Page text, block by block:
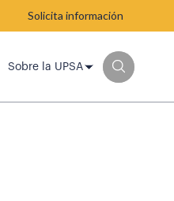
Solicita información
Sobre la UPSA